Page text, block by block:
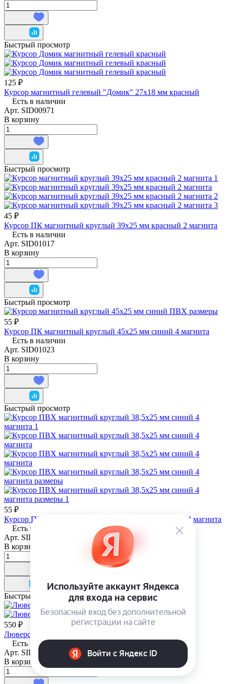
Быстрый просмотр
125 ₽
Курсор магнитный гелевый "Домик" 27х18 мм красный
Есть в наличии
Арт. SID00971
В корзину
Быстрый просмотр
45 ₽
Курсор ПК магнитный круглый 39х25 мм красный 2 магнита
Есть в наличии
Арт. SID01017
В корзину
Быстрый просмотр
55 ₽
Курсор ПК магнитный круглый 45х25 мм синий 4 магнита
Есть в наличии
Арт. SID01023
В корзину
Быстрый просмотр
55 ₽
Курсор ПВХ магнитный круглый 38,5х25 мм синий 4 магнита
Есть в наличии
Арт. SID01010
В корзину
Быстрый просмотр
550 ₽
Люверс металлический 4 мм бронза (1000 шт)
Есть в наличии
Арт. SID01087
В корзину